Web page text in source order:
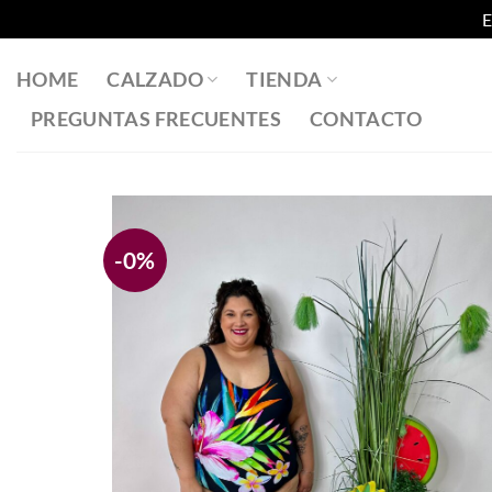
HOME CALZADO
TIENDA
PREGUNTAS FRECUENTES
CONTACTO
-0%
a la
lista
de
deseos